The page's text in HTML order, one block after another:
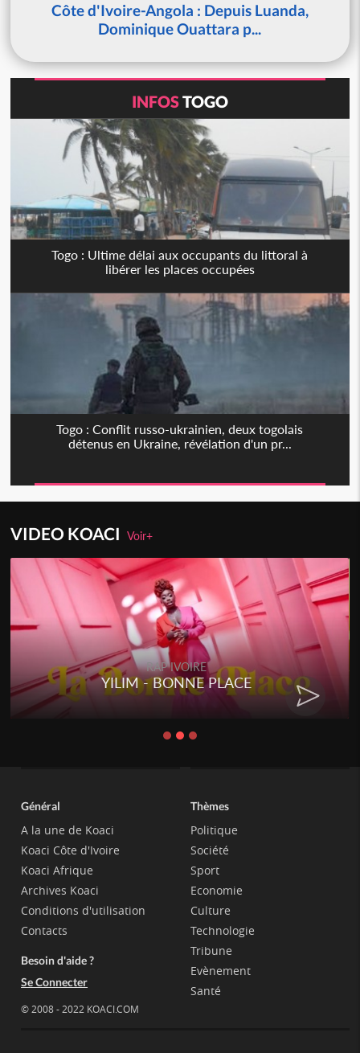
Côte d'Ivoire-Angola : Depuis Luanda,
Dominique Ouattara p...
INFOSTOGO
Togo : Ultime délai aux occupants du littoral à
libérer les places occupées
Togo : Conflit russo-ukrainien, deux togolais
détenus en Ukraine, révélation d'un pr...
VIDEO KOACIVoir+
RAP IVOIRE
YILIM - BONNE PLACE
Général
A la une de Koaci
Koaci Côte d'Ivoire
Koaci Afrique
Archives Koaci
Conditions d'utilisation
Contacts
Besoin d'aide ?
Se Connecter
© 2008 - 2022 KOACI.COM
Thèmes
Politique
Société
Sport
Economie
Culture
Technologie
Tribune
Evènement
Santé